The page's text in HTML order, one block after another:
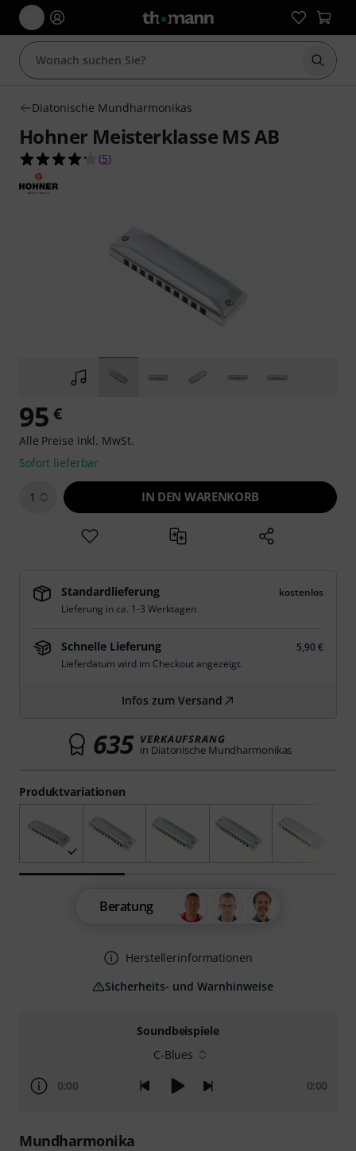
Suche
Diatonische Mundharmonikas
Hohner Meisterklasse MS AB
4.2 von 5 Sternen aus 5 Kundenbewertungen
(5)
Soundbeispiele
C-Blues
0:00 0:00
Mundharmonika
Produktvariationen
95 €
Alle Preise inkl. MwSt.
Sofort lieferbar
1 IN DEN WARENKORB
Standardlieferung
kostenlos
Lieferung in ca. 1-3 Werktagen
Schnelle Lieferung
5,90 €
Lieferdatum wird im Checkout angezeigt.
Infos zum Versand
635 VERKAUFSRANG
in Diatonische Mundharmonikas
Beratung
Herstellerinformationen
Sicherheits- und Warnhinweise